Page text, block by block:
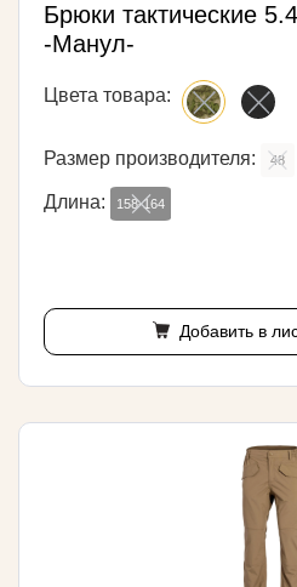
Брюки тактические
-Манул-
Цвета товара:
Размер производителя: 48
Длина: 158-164
Добавить в